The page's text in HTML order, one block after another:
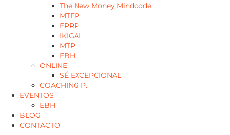
The New Money Mindcode
MTFP
EPRP
IKIGAI
MTP
EBH
ONLINE
SÉ EXCEPCIONAL
COACHING P.
EVENTOS
EBH
BLOG
CONTACTO